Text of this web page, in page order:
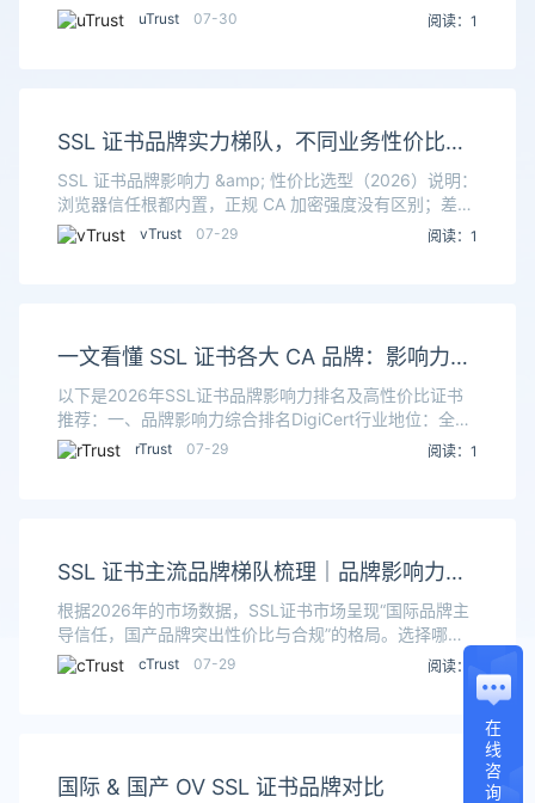
满足从个人博客到大型金融机构的所有需求。结合2026
uTrust 07-30 阅读：1
SSL 证书品牌实力梯队，不同业务性价比选
型汇总
SSL 证书品牌影响力 &amp; 性价比选型（2026）说明：
浏览器信任根都内置，正规 CA 加密强度没有区别；差异
在于品牌公信力、赔付保障、售后、国内 OCSP 访问速
vTrust 07-29 阅读：1
一文看懂 SSL 证书各大 CA 品牌：影响力、
价格、适用场景对比
以下是2026年SSL证书品牌影响力排名及高性价比证书
推荐：一、品牌影响力综合排名‌DigiCert‌行业地位：全球
顶级CA机构，财富500强企业中89%选择其证书，收购
rTrust 07-29 阅读：1
SSL 证书主流品牌梯队梳理｜品牌影响力对
比与高性价比选型参考
根据2026年的市场数据，SSL证书市场呈现“国际品牌主
导信任，国产品牌突出性价比与合规”的格局。选择哪个
品牌，主要取决于你的网站类型、预算和合规需求。一、
cTrust 07-29 阅读：1
国际 & 国产 OV SSL 证书品牌对比
在
线
咨
询